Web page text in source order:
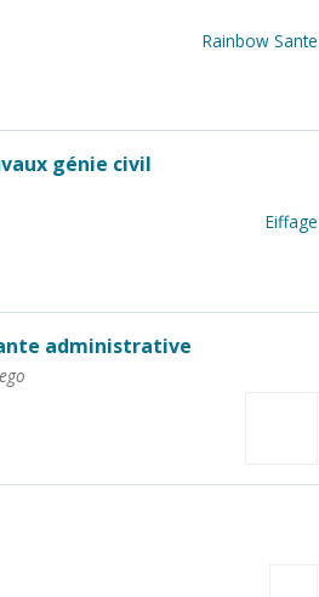
Rainbow Sante
génie civil
Eiffage
administrative